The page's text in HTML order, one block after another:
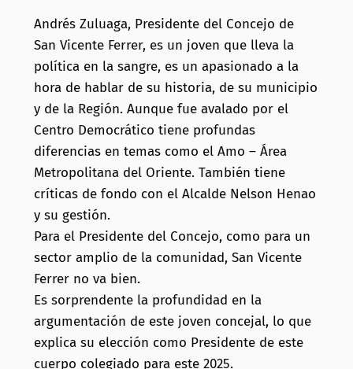
Andrés Zuluaga, Presidente del Concejo de
San Vicente Ferrer, es un joven que lleva la
política en la sangre, es un apasionado a la
hora de hablar de su historia, de su municipio
y de la Región. Aunque fue avalado por el
Centro Democrático tiene profundas
diferencias en temas como el Amo – Área
Metropolitana del Oriente. También tiene
críticas de fondo con el Alcalde Nelson Henao
y su gestión.
Para el Presidente del Concejo, como para un
sector amplio de la comunidad, San Vicente
Ferrer no va bien.
Es sorprendente la profundidad en la
argumentación de este joven concejal, lo que
explica su elección como Presidente de este
cuerpo colegiado para este 2025.